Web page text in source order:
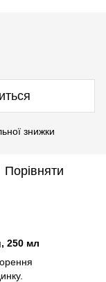
знижки
Порівняти
250 мл